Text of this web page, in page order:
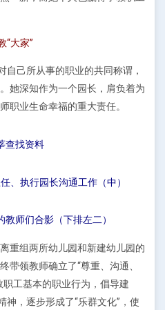
“大家”
自己所从事的职业的共同称谓，
她深知作为一个园长，肩负着为
职业生命幸福的重大责任。
查找资料
、执行园长沟通工作（中）
师们合影（下排左二）
重组两所幼儿园和新建幼儿园的
带领教师确立了“尊重、沟通、
工基本的职业行为，倡导建
神，逐步形成了“乐群文化”，使